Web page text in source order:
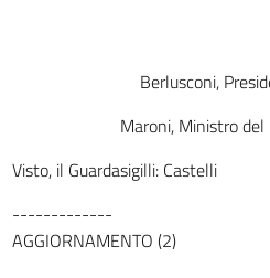
Berlusconi,
Maroni, Ministro
Visto, il Guardasigilli: Castelli
-------------
AGGIORNAMENTO (2)